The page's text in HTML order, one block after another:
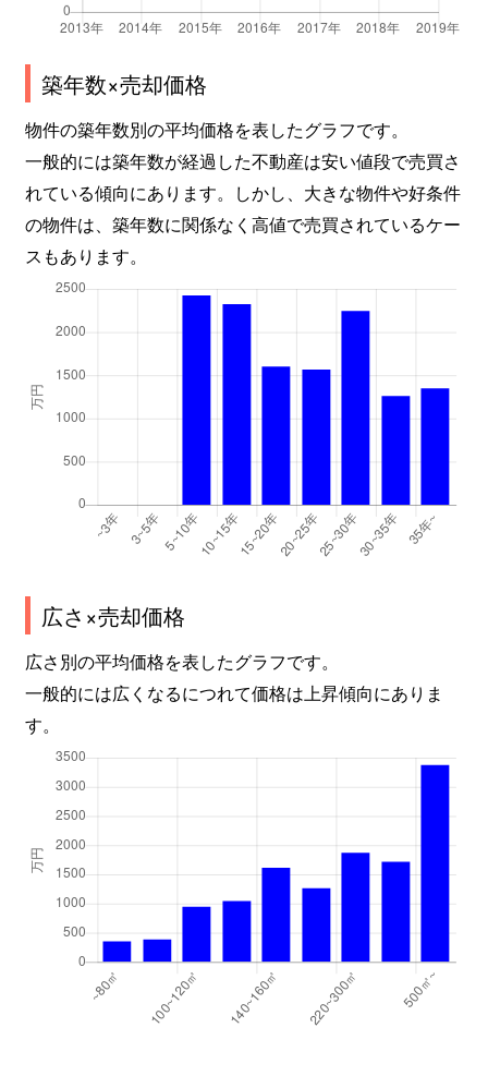
築年数×売却価格
物件の築年数別の平均価格を表したグラフです。
一般的には築年数が経過した不動産は安い値段で売買さ
れている傾向にあります。しかし、大きな物件や好条件
の物件は、築年数に関係なく高値で売買されているケー
スもあります。
広さ×売却価格
広さ別の平均価格を表したグラフです。
一般的には広くなるにつれて価格は上昇傾向にありま
す。